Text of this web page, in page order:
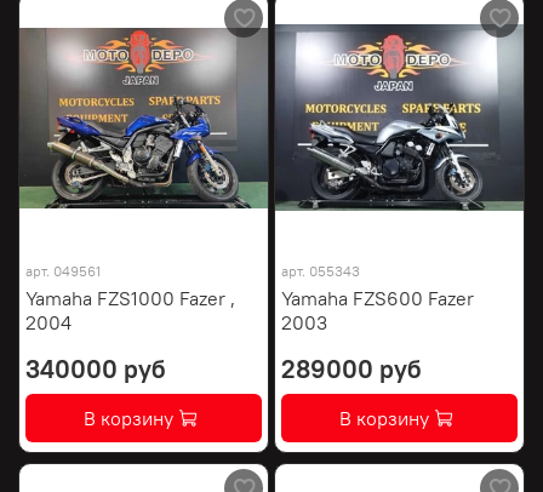
арт. 049561
Yamaha FZS1000 Fazer ,
2004
340000 руб
В корзину
арт. 055343
Yamaha FZS600 Fazer
2003
289000 руб
В корзину